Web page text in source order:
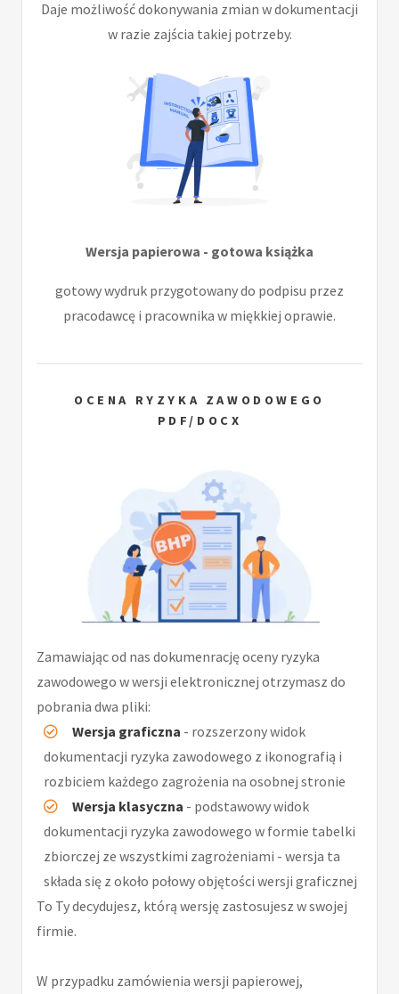
Daje możliwość dokonywania zmian w dokumentacji
w razie zajścia takiej potrzeby.
Wersja papierowa - gotowa książka
gotowy wydruk przygotowany do podpisu przez
pracodawcę i pracownika w miękkiej oprawie.
OCENA RYZYKA ZAWODOWEGO
PDF/DOCX
Zamawiając od nas dokumenrację oceny ryzyka
zawodowego w wersji elektronicznej otrzymasz do
pobrania dwa pliki:
Wersja graficzna - rozszerzony widok
dokumentacji ryzyka zawodowego z ikonografią i
rozbiciem każdego zagrożenia na osobnej stronie
Wersja klasyczna - podstawowy widok
dokumentacji ryzyka zawodowego w formie tabelki
zbiorczej ze wszystkimi zagrożeniami - wersja ta
składa się z około połowy objętości wersji graficznej
To Ty decydujesz, którą wersję zastosujesz w swojej
firmie.
W przypadku zamówienia wersji papierowej,